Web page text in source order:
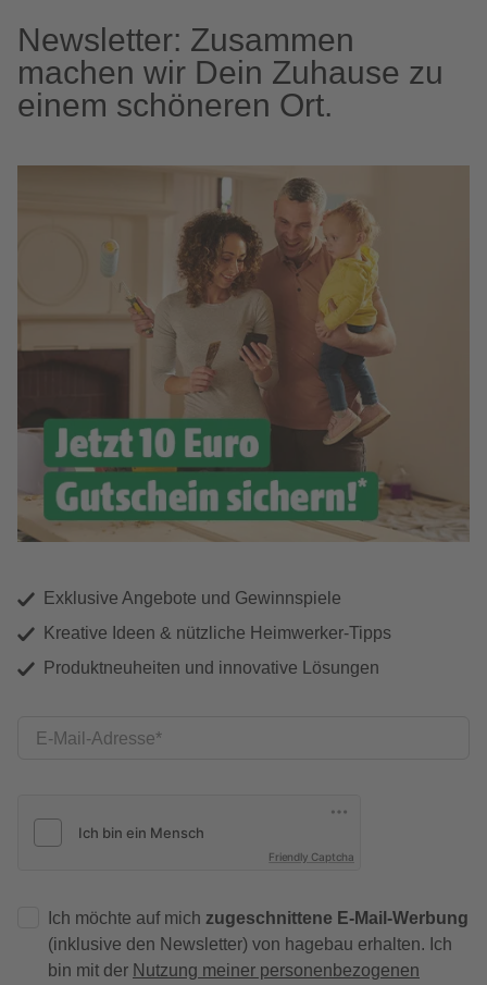
Newsletter: Zusammen
machen wir Dein Zuhause zu
einem schöneren Ort.
Exklusive Angebote und Gewinnspiele
Kreative Ideen & nützliche Heimwerker-Tipps
Produktneuheiten und innovative Lösungen
E-Mail-Adresse
Friendly Captcha
Ich möchte auf mich zugeschnittene E-Mail-Werbung
(inklusive den Newsletter) von hagebau erhalten. Ich
bin mit der Nutzung meiner personenbezogenen